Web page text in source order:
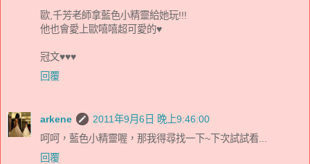
歐,千芳老師拿藍色小精靈給她玩!!!
他也會愛上歐嘻嘻超可愛的♥
冠文♥♥♥
回覆
arkene
2011年9月6日 晚上9:46:00
呵呵，藍色小精靈喔，那我得尋找一下~下次試試看...
回覆